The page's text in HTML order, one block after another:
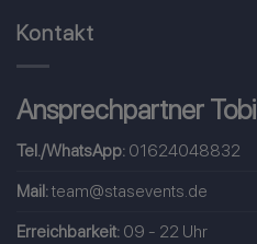
Kontakt
Ansprechpartner Tobi
Tel./WhatsApp: 01624048832
Mail:team@stasevents.de
Erreichbarkeit: 09 - 22 Uhr